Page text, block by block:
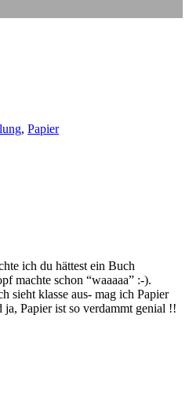
, Papier
ich du hättest ein Buch
machte schon “waaaaa” :-).
sieht klasse aus- mag ich Papier
ja, Papier ist so verdammt genial !!